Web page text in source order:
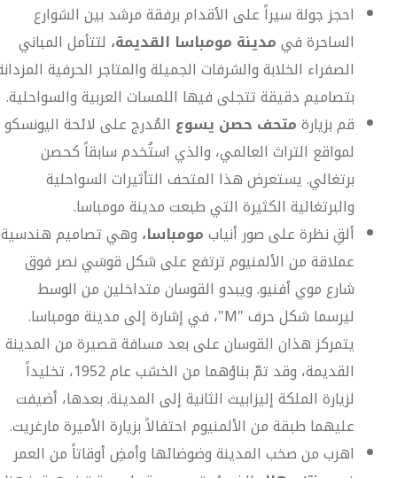
احجز جولة سيراً على الأقدام برفقة مرشد بين الشوارع
الساحرة فيمدينة مومباسا القديمة، لتتأمل المباني
الصفراء الخلابة والشرفات الجميلة والمتاجر الحرفية
بتصاميم دقيقة تتجلى فيها اللمسات العربية والسواحلية.
قم بزيارةمتحف حصن يسوع المُدرج على لائحة اليونسكو
لمواقع التراث العالمي، والذي استُخدم سابقاً كحصن
برتغالي. يستعرض هذا المتحف التأثيرات السواحلية
والبرتغالية الكثيرة التي طبعت مدينة مومباسا.
ألقِ نظرة على صور أنيابمومباسا، وهي تصاميم هندسية
عملاقة من الألمنيوم ترتفع على شكل قوسَي نصر فوق
شارع موي أفنيو. ويبدو القوسان متداخلين من الوسط
ليرسما شكل حرف "M"، في إشارة إلى مدينة مومباسا.
يتمركز هذان القوسان على بعد مسافة قصيرة من المدينة
القديمة، وقد تمّ بناؤهما من الخشب عام 1952، تخليداً
لزيارة الملكة إليزابيث الثانية إلى المدينة. بعدها، أضيفت
عليهما طبقة من الألمنيوم احتفالاً بزيارة الأميرة مارغريت.
اهرب من صخب المدينة وضوضائها وأمضِ أوقاتاً من العمر